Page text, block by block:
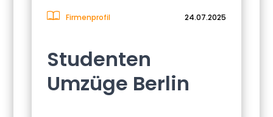
Firmenprofil 24.07.2025
Studenten
Umzüge Berlin